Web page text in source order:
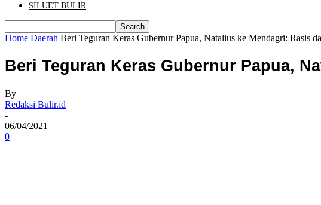
SILUET BULIR
Home Daerah Beri Teguran Keras Gubernur Papua, Natalius ke Mendagri: Rasis
Beri Teguran Keras Gubernur Papua,
By
Redaksi Bulir.id
-
06/04/2021
0